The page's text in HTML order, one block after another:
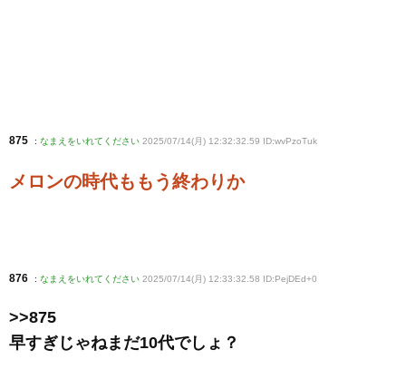
875 : なまえをいれてください 2025/07/14(月) 12:32:32.59 ID:wvPzoTuk
メロンの時代ももう終わりか
876 : なまえをいれてください 2025/07/14(月) 12:33:32.58 ID:PejDEd+0
>>875
早すぎじゃねまだ10代でしょ？